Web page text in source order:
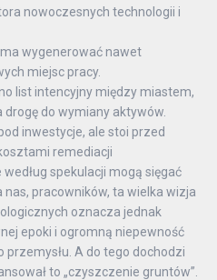
nowoczesnych technologii i
wygenerować nawet
miejsc pracy.
list intencyjny między miastem,
do wymiany aktywów.
inwestycje, ale stoi przed
remediacji
spekulacji mogą sięgać
nas, pracowników, ta wielka wizja
oznacza jednak
epoki i ogromną niepewność
przemysłu. A do tego dochodzi
to „czyszczenie gruntów”.